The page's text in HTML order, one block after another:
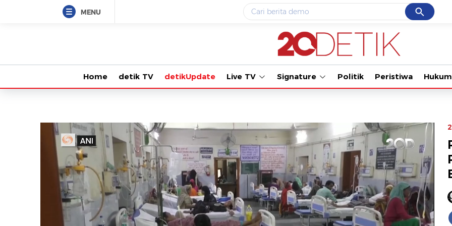
MENU Cancel
Yang sedang ramai dicari
gempa hari ini
#3prabowo
#5demo
Promoted
Terakhir yang dicari
Loading...
Tonton kabar terbaru
Home detik TV detikUpdate Live TV Signature Politik Peristiwa Hukum